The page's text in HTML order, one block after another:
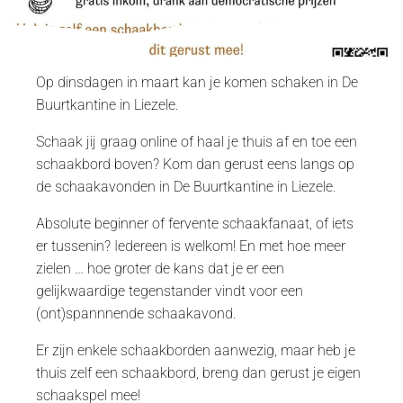
Op dinsdagen in maart kan je komen schaken in De
Buurtkantine in Liezele.
Schaak jij graag online of haal je thuis af en toe een
schaakbord boven? Kom dan gerust eens langs op
de schaakavonden in De Buurtkantine in Liezele.
Absolute beginner of fervente schaakfanaat, of iets
er tussenin? Iedereen is welkom! En met hoe meer
zielen … hoe groter de kans dat je er een
gelijkwaardige tegenstander vindt voor een
(ont)spannnende schaakavond.
Er zijn enkele schaakborden aanwezig, maar heb je
thuis zelf een schaakbord, breng dan gerust je eigen
schaakspel mee!